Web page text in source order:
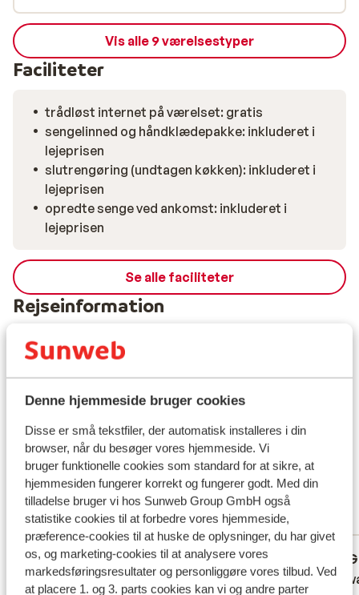
Denne hjemmeside bruger cookies
Disse er små tekstfiler, der automatisk installeres i din
browser, når du besøger vores hjemmeside. Vi
bruger funktionelle cookies som standard for at sikre, at
hjemmesiden fungerer korrekt og fungerer godt. Med din
tilladelse bruger vi hos Sunweb Group GmbH også
statistike cookies til at forbedre vores hjemmeside,
præference-cookies til at huske de oplysninger, du har givet
os, og marketing-cookies til at analysere vores
markedsføringsresultater og personliggøre vores tilbud. Ved
at placere 1. og 3. parts cookies kan vi og andre parter
Vis alle 9 værelsestyper
Faciliteter
trådløst internet på værelset: gratis
sengelinned og håndklædepakke: inkluderet i
lejeprisen
slutrengøring (undtagen køkken): inkluderet i
lejeprisen
opredte senge ved ankomst: inkluderet i
lejeprisen
Se alle faciliteter
Rejseinformation
Forplejning
Hvad gæster synes
afspejler deres oplevelser med vores produkt.
Mere om anmeldelser
7.6 God
3 oplevelser
Mest booket af med familie
6.8 God
14. feb. 2026
Prima accommodatie. Drie
Prima accommodatie. Drie
Alles
Alles